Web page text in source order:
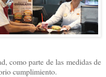
como parte de las medidas de
cumplimiento.